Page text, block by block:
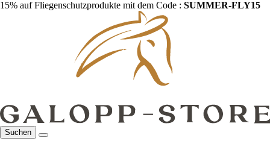
15% auf Fliegenschutzprodukte mit dem Code : SUMMER-FLY15
Suchen